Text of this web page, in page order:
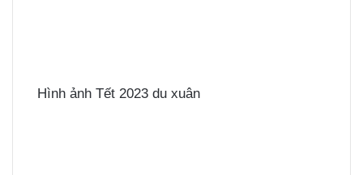
Hình ảnh Tết 2023 du xuân